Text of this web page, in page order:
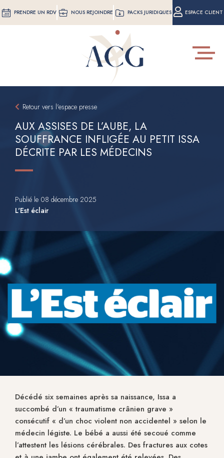
Aller
au
PRENDRE UN RDV NOUS REJOINDRE PACKS JURIDIQUES ESPACE CLIENT
Toggle
Retour vers l'espace presse
AUX ASSISES DE L’AUBE, LA
SOUFFRANCE INFLIGÉE AU PETIT ISSA
DÉCRITE PAR LES MÉDECINS
Publié le 08 décembre 2025
L'Est éclair
Décédé six semaines après sa naissance, Issa a
succombé d’un « traumatisme crânien grave »
consécutif « d’un choc violent non accidentel » selon le
médecin légiste. Le bébé a aussi été secoué comme
l’attestent les lésions cérébrales. Des fractures aux cotes